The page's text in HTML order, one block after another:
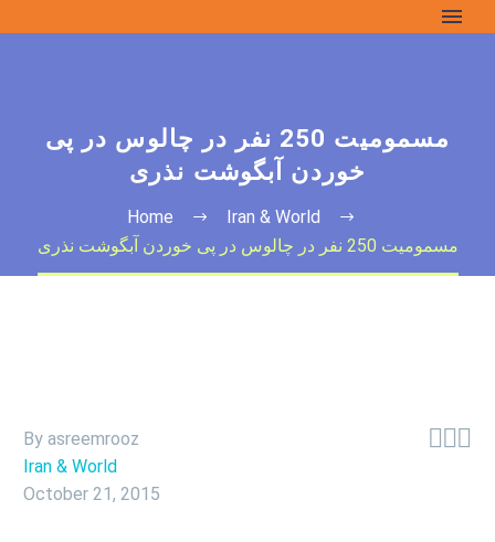
مسمومیت 250 نفر در چالوس در پی
خوردن آبگوشت نذری
Home
Iran & World
مسمومیت 250 نفر در چالوس در پی خوردن آبگوشت نذری

By asreemrooz
Iran & World
October 21, 2015